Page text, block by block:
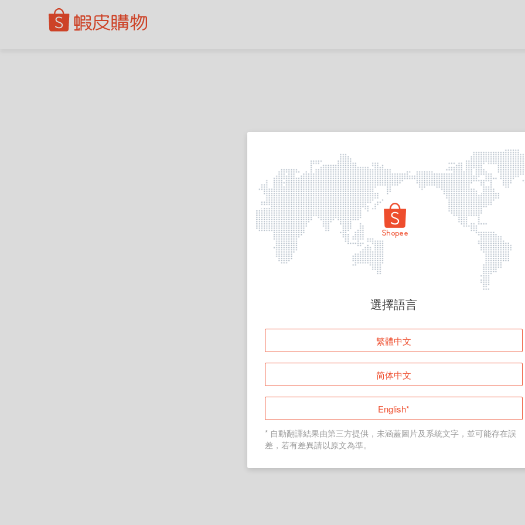
頁面無法顯示
登入
返回首頁
選擇語言
繁體中文
简体中文
English*
* 自動翻譯結果由第三方提供，未涵蓋圖片及系統文字，並可能存在誤
差，若有差異請以原文為準。